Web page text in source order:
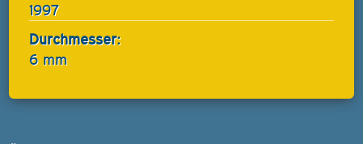
1997
Durchmesser:
6 mm